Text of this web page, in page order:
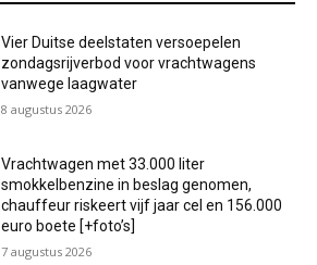
Vier Duitse deelstaten versoepelen
zondagsrijverbod voor vrachtwagens
vanwege laagwater
8 augustus 2026
Vrachtwagen met 33.000 liter
smokkelbenzine in beslag genomen,
chauffeur riskeert vijf jaar cel en 156.000
euro boete [+foto’s]
7 augustus 2026